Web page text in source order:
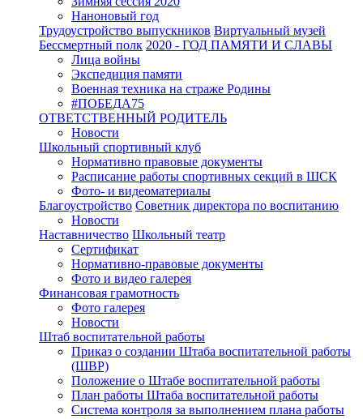
Наноновый год
Трудоустройство выпускников Виртуальный музей
Бессмертный полк 2020 - ГОД ПАМЯТИ И СЛАВЫ
Лица войны
Экспедиция памяти
Военная техника на страже Родины
#ПОБЕДА75
ОТВЕТСТВЕННЫЙ РОДИТЕЛЬ
Новости
Школьный спортивный клуб
Нормативно правовые документы
Расписание работы спортивных секций в ШСК
Фото- и видеоматериалы
Благоустройство Советник директора по воспитанию
Новости
Наставничество Школьный театр
Сертификат
Нормативно-правовые документы
Фото и видео галерея
Финансовая грамотность
Фото галерея
Новости
Штаб воспитательной работы
Приказ о создании Штаба воспитательной работы
(ШВР)
Положение о Штабе воспитательной работы
План работы Штаба воспитательной работы
Система контроля за выполнением плана работы